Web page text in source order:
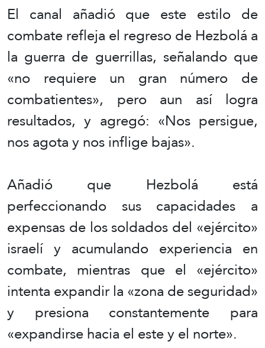
El canal añadió que este estilo de
combate refleja el regreso de Hezbolá a
la guerra de guerrillas, señalando que
«no requiere un gran número de
combatientes», pero aun así logra
resultados, y agregó: «Nos persigue,
nos agota y nos inflige bajas».
Añadió que Hezbolá está
perfeccionando sus capacidades a
expensas de los soldados del «ejército»
israelí y acumulando experiencia en
combate, mientras que el «ejército»
intenta expandir la «zona de seguridad»
y presiona constantemente para
«expandirse hacia el este y el norte».